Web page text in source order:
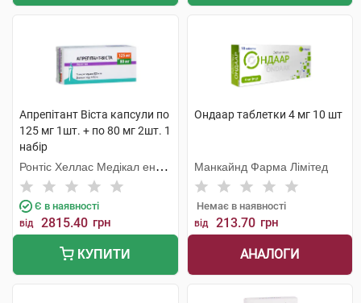
Апрепітант Віста капсули по
125 мг 1шт. + по 80 мг 2шт. 1
набір
Ронтіс Хеллас Медікал енд
Фармасьютікал Продактс
С.А.
Є в наявності
від 2815.40 грн
КУПИТИ
Ондаар таблетки 4 мг 10 шт
Манкайнд Фарма Лімітед
Немає в наявності
від 213.70 грн
АНАЛОГИ